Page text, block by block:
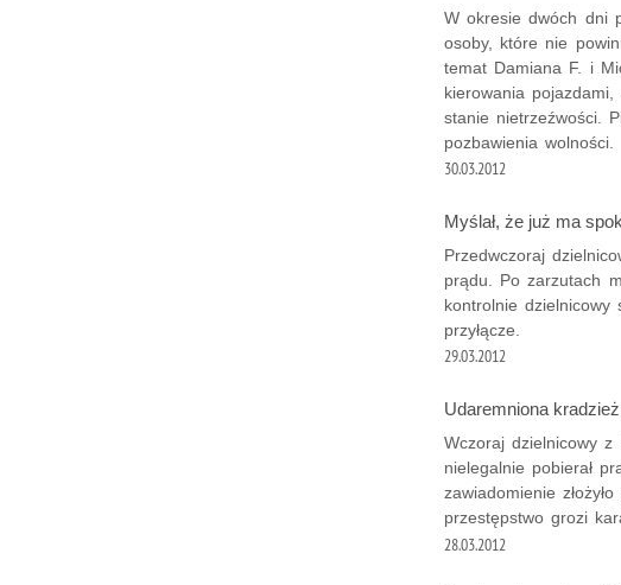
W okresie dwóch dni
osoby, które nie
temat Damiana F. i
kierowania
stanie nietrzeźwości.
pozbawienia wolności.
30.03.2012
Myślał, że już ma
Przedwczoraj
prądu. Po zarzutach
kontrolnie dzielnicowy
przyłącze.
29.03.2012
Udaremniona
Wczoraj dzielnicowy z
nielegalnie pobierał
zawiadomienie
przestępstwo grozi
28.03.2012